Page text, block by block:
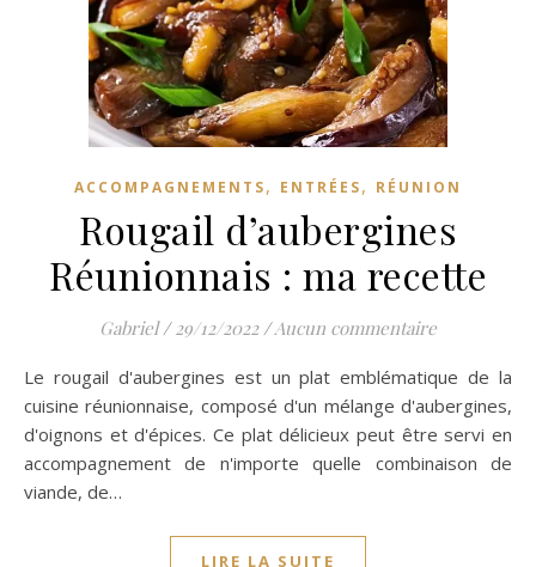
ACCOMPAGNEMENTS, ENTRÉES, RÉUNION
Rougail d’aubergines
Réunionnais : ma recette
Gabriel / 29/12/2022 /Aucun commentaire
Le rougail d'aubergines est un plat emblématique de la
cuisine réunionnaise, composé d'un mélange d'aubergines,
d'oignons et d'épices. Ce plat délicieux peut être servi en
accompagnement de n'importe quelle combinaison de
viande, de…
LIRE LA SUITE